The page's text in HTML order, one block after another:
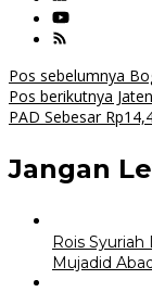
Navigasi
pos
Pos sebelumnya
Pos berikutnya
PAD Sebesar
Jangan
Rois Syuriah
Mujadid